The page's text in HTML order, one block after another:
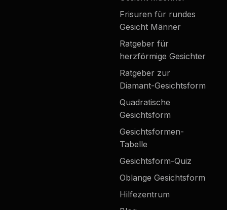
Frisuren für rundes
Gesicht Männer
Ratgeber für
herzförmige Gesichter
Ratgeber zur
Diamant-Gesichtsform
Quadratische
Gesichtsform
Gesichtsformen-
Tabelle
Gesichtsform-Quiz
Oblange Gesichtsform
Hilfezentrum